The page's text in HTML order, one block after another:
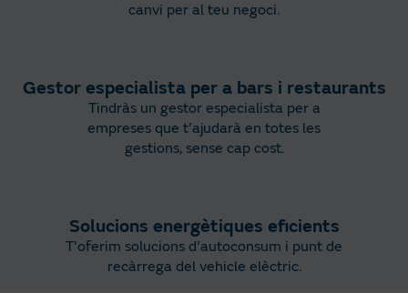
canvi per al teu negoci.
Gestor especialista per a bars i restaurants
Tindràs un gestor especialista per a
empreses que t'ajudarà en totes les
gestions, sense cap cost.
Solucions energètiques eficients
T'oferim solucions d'autoconsum i punt de
recàrrega del vehicle elèctric.